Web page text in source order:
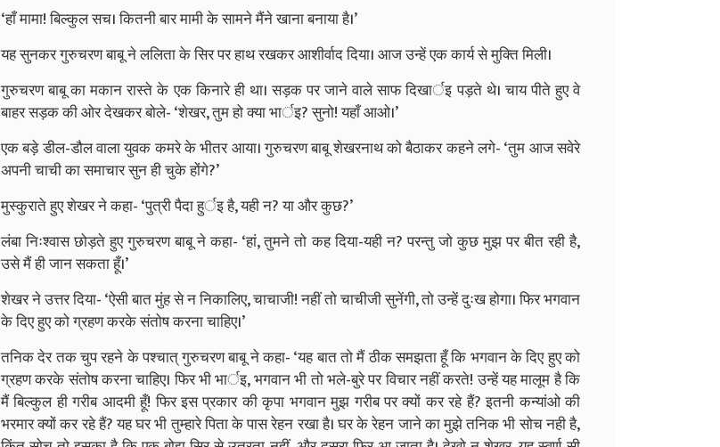
‘हाँ मामा! बिल्कुल सच। कितनी बार मामी के सामने मैंने खाना बनाया है।’
यह सुनकर गुरुचरण बाबू ने ललिता के सिर पर हाथ रखकर आशीर्वाद दिया। आज उन्हें एक कार्य से मुक्ति मिली।
गुरुचरण बाबू का मकान रास्ते के एक किनारे ही था। सड़क पर जाने वाले साफ दिखार्इ पड़ते थे। चाय पीते हुए वे
बाहर सड़क की ओर देखकर बोले- ‘शेखर, तुम हो क्या भार्इ? सुनो! यहाँ आओ।’
एक बड़े डील-डौल वाला युवक कमरे के भीतर आया। गुरुचरण बाबू शेखरनाथ को बैठाकर कहने लगे- ‘तुम आज सवेरे
अपनी चाची का समाचार सुन ही चुके होंगे?’
मुस्कुराते हुए शेखर ने कहा- ‘पुत्री पैदा हुर्इ है, यही न? या और कुछ?’
लंबा निःश्वास छोड़ते हुए गुरुचरण बाबू ने कहा- ‘हां, तुमने तो कह दिया-यही न? परन्तु जो कुछ मुझ पर बीत रही है,
उसे मैं ही जान सकता हूँ।’
शेखर ने उत्तर दिया- ‘ऐसी बात मुंह से न निकालिए, चाचाजी! नहीं तो चाचीजी सुनेंगी, तो उन्हें दुःख होगा। फिर भगवान
के दिए हुए को ग्रहण करके संतोष करना चाहिए।’
तनिक देर तक चुप रहने के पश्चात् गुरुचरण बाबू ने कहा- ‘यह बात तो मैं ठीक समझता हूँ कि भगवान के दिए हुए को
ग्रहण करके संतोष करना चाहिए। फिर भी भार्इ, भगवान भी तो भले-बुरे पर विचार नहीं करते! उन्हें यह मालूम है कि
मैं बिल्कुल ही गरीब आदमी हूँ! फिर इस प्रकार की कृपा भगवान मुझ गरीब पर क्यों कर रहे हैं? इतनी कन्यांओ की
भरमार क्यों कर रहे हैं? यह घर भी तुम्हारे पिता के पास रेहन रखा है। घर के रेहन जाने का मुझे तनिक भी सोच नही है,